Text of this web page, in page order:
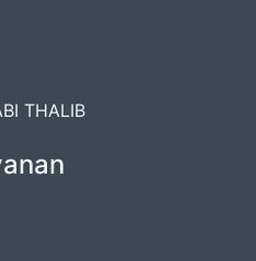
THALIB